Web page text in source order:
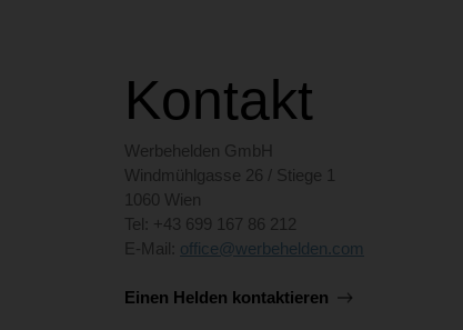
Kontakt
Werbehelden GmbH
Windmühlgasse 26 / Stiege 1
1060 Wien
Tel: +43 699 167 86 212
E-Mail: office@werbehelden.com
Einen Helden kontaktieren